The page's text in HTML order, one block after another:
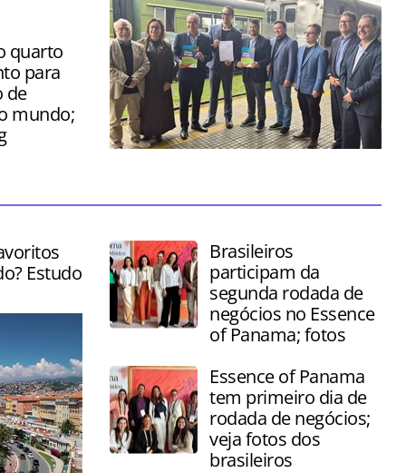
Express, em Curitiba
quarto
para
de
mundo;
Estudo
Brasileiros
participam da
segunda rodada de
negócios no Essence
of Panama; fotos
Essence of Panama
tem primeiro dia de
rodada de negócios;
veja fotos dos
brasileiros